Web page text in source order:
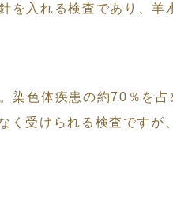
入れる検査であり、
色体疾患の約70％を
受けられる検査ですが